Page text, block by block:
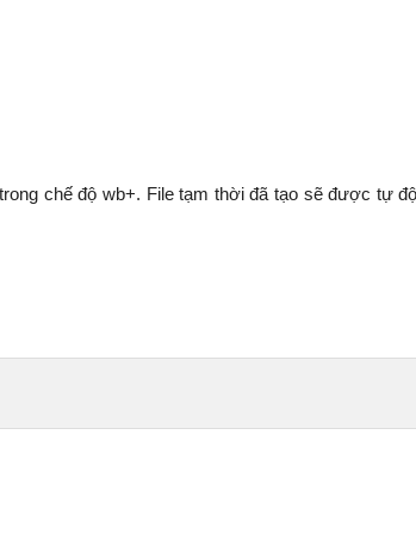
chế độ wb+. File tạm thời đã tạo sẽ được tự